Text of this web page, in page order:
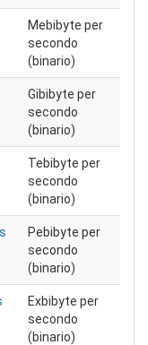
Mebibyte per
secondo
(binario)
Gibibyte per
secondo
(binario)
Tebibyte per
secondo
(binario)
Pebibyte per
secondo
(binario)
Exbibyte per
secondo
(binario)